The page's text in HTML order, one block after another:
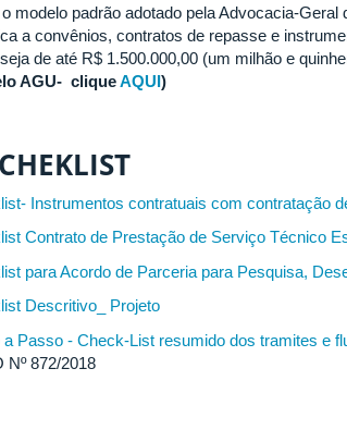
modelo padrão adotado pela Advocacia-
a convênios, contratos de repasse e
de até R$ 1.500.000,00 (um milhão e
AGU- cliqueAQUI)
CHEKLIST
Instrumentos contratuais com contratação
Contrato de Prestação de Serviço Técnico
para Acordo de Parceria para Pesquisa,
Descritivo_ Projeto
a Passo - Check-List resumido dos tramites e
Nº 872/2018